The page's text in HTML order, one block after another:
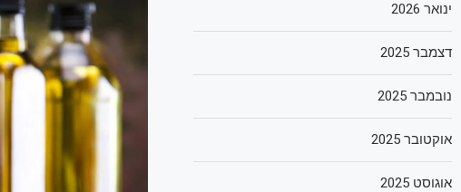
ינואר 2026
דצמבר 2025
נובמבר 2025
אוקטובר 2025
אוגוסט 2025